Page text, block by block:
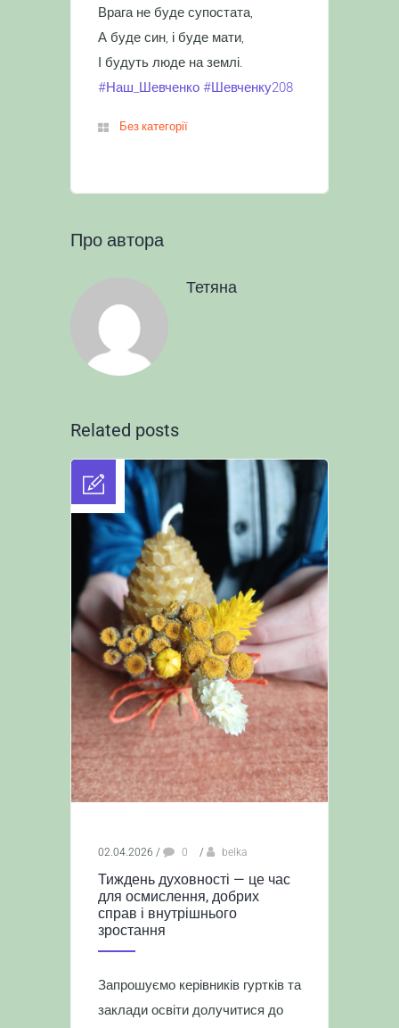
Врага не буде супостата,
А буде син, і буде мати,
І будуть люде на землі.
#Наш_Шевченко #Шевченку208
Без категорії
Про автора
Тетяна
Related posts
02.04.2026 / 0 / belka
Тиждень духовності — це час
для осмислення, добрих
справ і внутрішнього
зростання
Запрошуємо керівників гуртків та
заклади освіти долучитися до